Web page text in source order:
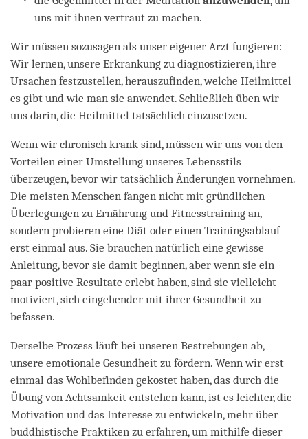
uns mit ihnen vertraut zu machen.
Wir müssen sozusagen als unser eigener Arzt fungieren:
Wir lernen, unsere Erkrankung zu diagnostizieren, ihre
Ursachen festzustellen, herauszufinden, welche Heilmittel
es gibt und wie man sie anwendet. Schließlich üben wir
uns darin, die Heilmittel tatsächlich einzusetzen.
Wenn wir chronisch krank sind, müssen wir uns von den
Vorteilen einer Umstellung unseres Lebensstils
überzeugen, bevor wir tatsächlich Änderungen vornehmen.
Die meisten Menschen fangen nicht mit gründlichen
Überlegungen zu Ernährung und Fitnesstraining an,
sondern probieren eine Diät oder einen Trainingsablauf
erst einmal aus. Sie brauchen natürlich eine gewisse
Anleitung, bevor sie damit beginnen, aber wenn sie ein
paar positive Resultate erlebt haben, sind sie vielleicht
motiviert, sich eingehender mit ihrer Gesundheit zu
befassen.
Derselbe Prozess läuft bei unseren Bestrebungen ab,
unsere emotionale Gesundheit zu fördern. Wenn wir erst
einmal das Wohlbefinden gekostet haben, das durch die
Übung von Achtsamkeit entstehen kann, ist es leichter, die
Motivation und das Interesse zu entwickeln, mehr über
buddhistische Praktiken zu erfahren, um mithilfe dieser